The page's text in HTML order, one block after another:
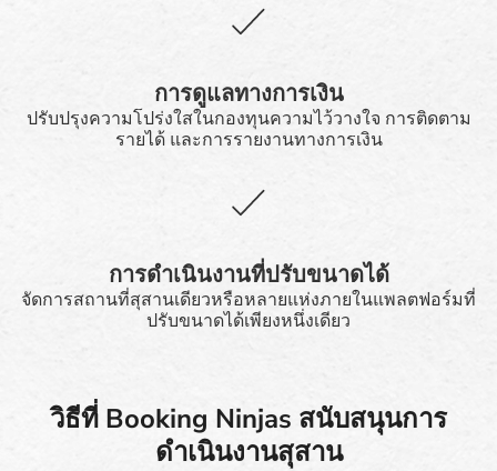
การดูแลทางการเงิน
ปรับปรุงความโปร่งใสในกองทุนความไว้วางใจ การติดตาม
รายได้ และการรายงานทางการเงิน
การดำเนินงานที่ปรับขนาดได้
จัดการสถานที่สุสานเดียวหรือหลายแห่งภายในแพลตฟอร์มที่
ปรับขนาดได้เพียงหนึ่งเดียว
วิธีที่ Booking Ninjas สนับสนุนการ
ดำเนินงานสุสาน